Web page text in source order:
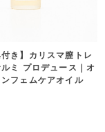
付き】カリスマ膣トレ
ミ プロデュース｜オ
フェムケアオイル